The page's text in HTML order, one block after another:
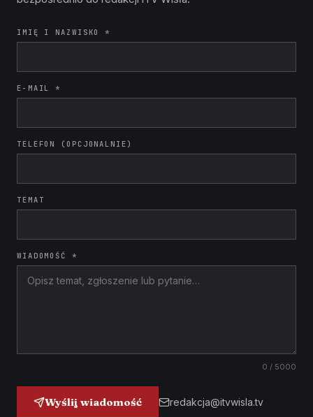
IMIĘ I NAZWISKO *
E-MAIL *
TELEFON (OPCJONALNIE)
TEMAT
WIADOMOŚĆ *
0 / 5000
Wyślij wiadomość redakcja@itvwisla.tv